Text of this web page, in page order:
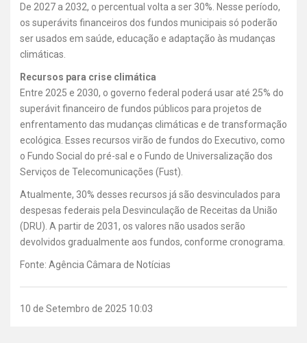
De 2027 a 2032, o percentual volta a ser 30%. Nesse período,
os superávits financeiros dos fundos municipais só poderão
ser usados em saúde, educação e adaptação às mudanças
climáticas.
Recursos para crise climática
Entre 2025 e 2030, o governo federal poderá usar até 25% do
superávit financeiro de fundos públicos para projetos de
enfrentamento das mudanças climáticas e de transformação
ecológica. Esses recursos virão de fundos do Executivo, como
o Fundo Social do pré-sal e o Fundo de Universalização dos
Serviços de Telecomunicações (Fust).
Atualmente, 30% desses recursos já são desvinculados para
despesas federais pela Desvinculação de Receitas da União
(DRU). A partir de 2031, os valores não usados serão
devolvidos gradualmente aos fundos, conforme cronograma.
Fonte: Agência Câmara de Notícias
10 de Setembro de 2025 10:03